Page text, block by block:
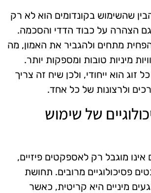
שהשימוש בקונדומים הוא לא רק
הצהרה על כבוד הדדי והסכמה.
מתחים ולהגביר את האמון, מה
מיניות טובות ומספקות יותר.
זוג הוא ייחודי, ולכן שיח זה צריך
ולרצונות של כל אחד.
של שימוש
אינו מוגבל רק לאספקטים פיזיים,
פסיכולוגיים מרובים. תחושת
מיניים היא קריטית, כאשר